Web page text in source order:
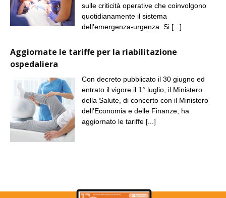
sulle criticità operative che coinvolgono
quotidianamente il sistema
dell’emergenza-urgenza. Si [...]
Aggiornate le tariffe per la riabilitazione
ospedaliera
Con decreto pubblicato il 30 giugno ed
entrato il vigore il 1° luglio, il Ministero
della Salute, di concerto con il Ministero
dell’Economia e delle Finanze, ha
aggiornato le tariffe [...]